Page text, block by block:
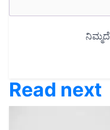
Read next